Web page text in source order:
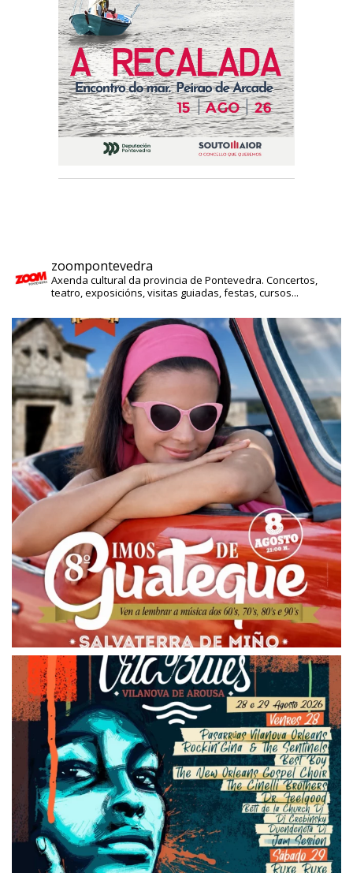
zoompontevedra
Axenda cultural da provincia de Pontevedra. Concertos,
teatro, exposicións, visitas guiadas, festas, cursos...